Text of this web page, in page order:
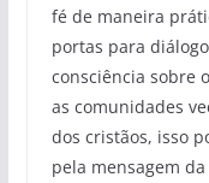
fé de maneira
portas para
consciência sobre
as comunidades
dos cristãos, isso
pela mensagem